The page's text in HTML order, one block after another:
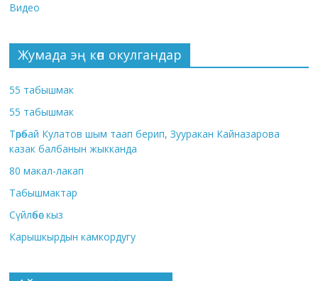
Видео
Жумада эң көп окулгандар
55 табышмак
55 табышмак
Төрөбай Кулатов шым таап берип, Зууракан Кайназарова
казак балбанын жыкканда
80 макал-лакап
Табышмактар
Сүйлөбөс кыз
Карышкырдын камкордугу